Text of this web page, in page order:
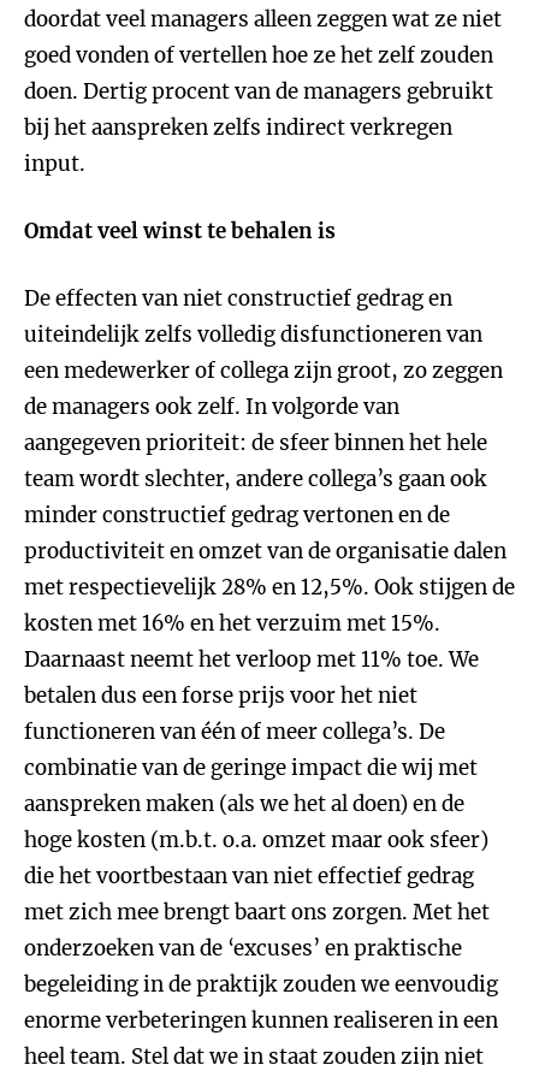
doordat veel managers alleen zeggen wat ze niet
goed vonden of vertellen hoe ze het zelf zouden
doen. Dertig procent van de managers gebruikt
bij het aanspreken zelfs indirect verkregen
input.
Omdat veel winst te behalen is
De effecten van niet constructief gedrag en
uiteindelijk zelfs volledig disfunctioneren van
een medewerker of collega zijn groot, zo zeggen
de managers ook zelf. In volgorde van
aangegeven prioriteit: de sfeer binnen het hele
team wordt slechter, andere collega’s gaan ook
minder constructief gedrag vertonen en de
productiviteit en omzet van de organisatie dalen
met respectievelijk 28% en 12,5%. Ook stijgen de
kosten met 16% en het verzuim met 15%.
Daarnaast neemt het verloop met 11% toe. We
betalen dus een forse prijs voor het niet
functioneren van één of meer collega’s. De
combinatie van de geringe impact die wij met
aanspreken maken (als we het al doen) en de
hoge kosten (m.b.t. o.a. omzet maar ook sfeer)
die het voortbestaan van niet effectief gedrag
met zich mee brengt baart ons zorgen. Met het
onderzoeken van de ‘excuses’ en praktische
begeleiding in de praktijk zouden we eenvoudig
enorme verbeteringen kunnen realiseren in een
heel team. Stel dat we in staat zouden zijn niet